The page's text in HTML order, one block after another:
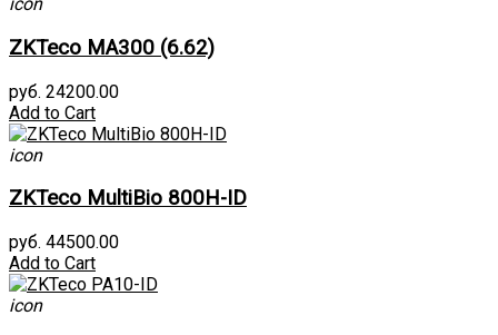
icon
ZKTeco MA300 (6.62)
руб. 24200.00
Add to Cart
icon
ZKTeco MultiBio 800H-ID
руб. 44500.00
Add to Cart
icon